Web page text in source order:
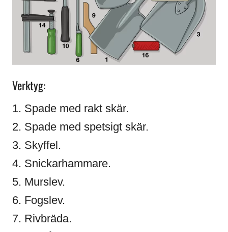
Verktyg:
1. Spade med rakt skär.
2. Spade med spetsigt skär.
3. Skyffel.
4. Snickarhammare.
5. Murslev.
6. Fogslev.
7. Rivbräda.